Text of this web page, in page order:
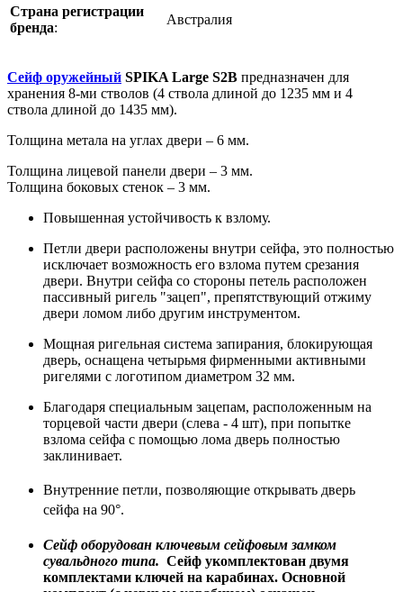
Страна регистрации
бренда:
Австралия
Сейф оружейный SPIKA Large S2B предназначен для
хранения 8-ми стволов (4 ствола длиной до 1235 мм и 4
ствола длиной до 1435 мм).
Толщина метала на углах двери – 6 мм.
Толщина лицевой панели двери – 3 мм.
Толщина боковых стенок – 3 мм.
Повышенная устойчивость к взлому.
Петли двери расположены внутри сейфа, это полностью
исключает возможность его взлома путем срезания
двери. Внутри сейфа со стороны петель расположен
пассивный ригель "зацеп", препятствующий отжиму
двери ломом либо другим инструментом.
Мощная ригельная система запирания, блокирующая
дверь, оснащена четырьмя фирменными активными
ригелями с логотипом диаметром 32 мм.
Благодаря специальным зацепам, расположенным на
торцевой части двери (слева - 4 шт), при попытке
взлома сейфа с помощью лома дверь полностью
заклинивает.
Внутренние петли, позволяющие открывать дверь
сейфа на 90°.
Сейф оборудован ключевым сейфовым замком
сувальдного типа. Сейф укомплектован двумя
комплектами ключей на карабинах. Основной